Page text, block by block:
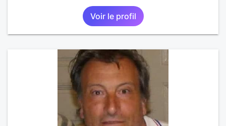
Voir le profil